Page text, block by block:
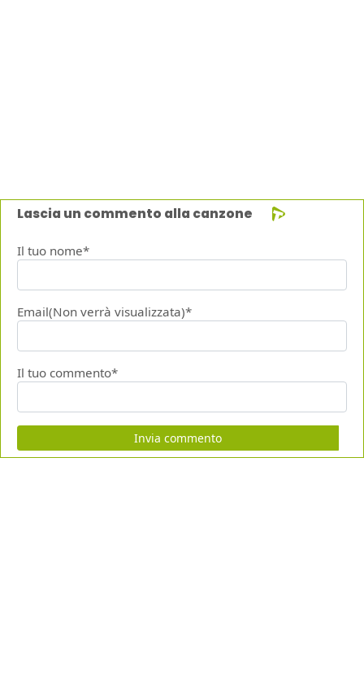
Lascia un commento alla canzone
Il tuo nome*
Email(Non verrà visualizzata)*
Il tuo commento*
Invia commento